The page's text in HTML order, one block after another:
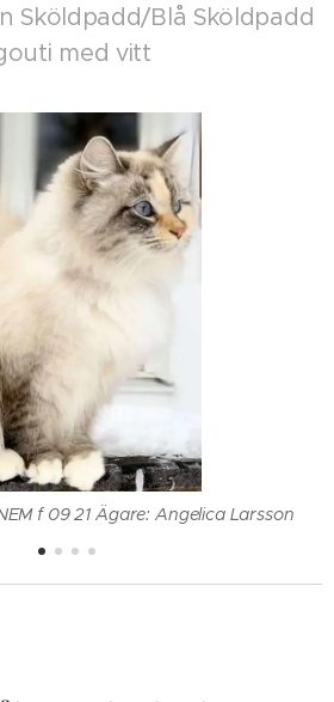
Sköldpadd/Blå Sköldpadd
med vitt
f 09 21 Ägare: Angelica Larsson